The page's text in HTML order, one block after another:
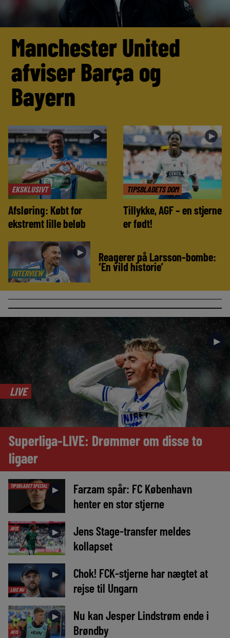
Manchester United
afviser Barça og
Bayern
EKSKLUSIVT
►
Afsløring: Købt for
ekstremt lille beløb
TIPSBLADETS DOM
►
Tillykke, AGF – en stjerne
er født!
INTERVIEW
► Reagerer på Larsson-bombe:
‘En vild historie’
►
LIVE
Superliga-LIVE: Drømmer om disse to
ligaer
TIPSBLADET SPECIAL ►
Farzam spår: FC København
henter en stor stjerne
AVIS ►
Jens Stage-transfer meldes
kollapset
LIGE NU
►
Chok! FCK-stjerne har nægtet at
rejse til Ungarn
AVIS
►
Nu kan Jesper Lindstrøm ende i
Brøndby